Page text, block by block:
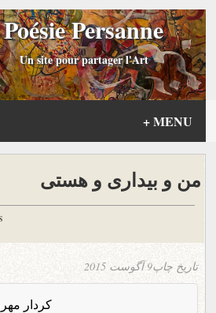
Poésie Persanne
Un site pour partager l'Art
MENU
+
من و بیداری و هستی
تاریخ چاپ9 آگوست 2015
کردار